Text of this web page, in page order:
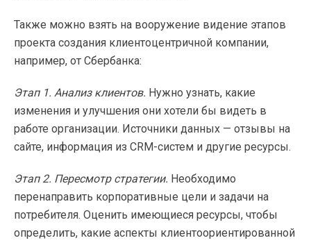
Также можно взять на вооружение видение этапов
проекта создания клиентоцентричной компании,
например, от Сбербанка:
Этап 1. Анализ клиентов. Нужно узнать, какие
изменения и улучшения они хотели бы видеть в
работе организации. Источники данных — отзывы на
сайте, информация из CRM-систем и другие ресурсы.
Этап 2. Пересмотр стратегии. Необходимо
перенаправить корпоративные цели и задачи на
потребителя. Оценить имеющиеся ресурсы, чтобы
определить, какие аспекты клиентоориентированной